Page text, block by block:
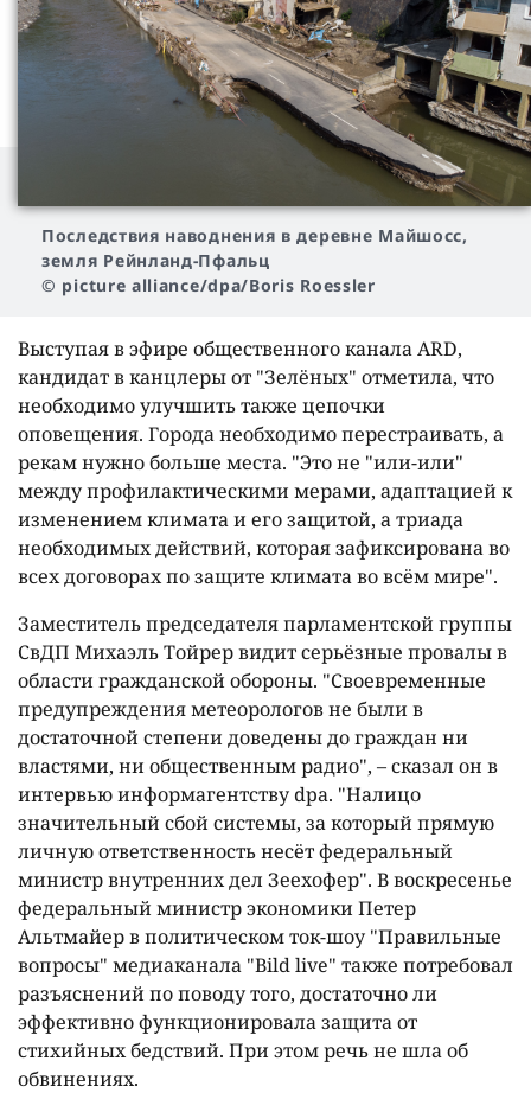
Последствия наводнения в деревне Майшосс,
земля Рейнланд-Пфальц
© picture alliance/dpa/Boris Roessler
Выступая в эфире общественного канала ARD,
кандидат в канцлеры от "Зелёных" отметила, что
необходимо улучшить также цепочки
оповещения. Города необходимо перестраивать, а
рекам нужно больше места. "Это не "или-или"
между профилактическими мерами, адаптацией к
изменением климата и его защитой, а триада
необходимых действий, которая зафиксирована во
всех договорах по защите климата во всём мире".
Заместитель председателя парламентской группы
СвДП Михаэль Тойрер видит серьёзные провалы в
области гражданской обороны. "Своевременные
предупреждения метеорологов не были в
достаточной степени доведены до граждан ни
властями, ни общественным радио", – сказал он в
интервью информагентству dpa. "Налицо
значительный сбой системы, за который прямую
личную ответственность несёт федеральный
министр внутренних дел Зеехофер". В воскресенье
федеральный министр экономики Петер
Альтмайер в политическом ток-шоу "Правильные
вопросы" медиаканала "Bild live" также потребовал
разъяснений по поводу того, достаточно ли
эффективно функционировала защита от
стихийных бедствий. При этом речь не шла об
обвинениях.